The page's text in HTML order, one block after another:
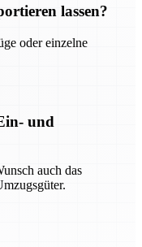
lassen?
oder einzelne
und
auch das